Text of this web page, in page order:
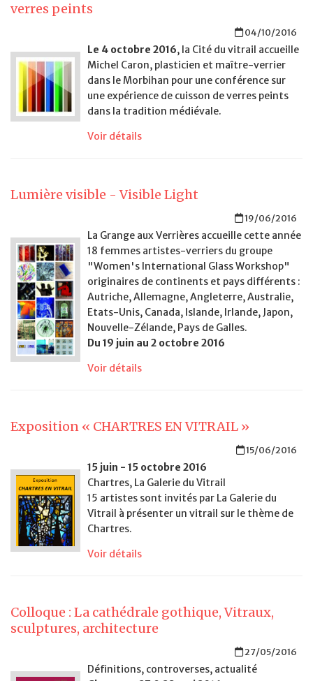
verres peints
04/10/2016
Le 4 octobre 2016, la Cité du vitrail accueille
Michel Caron, plasticien et maître-verrier
dans le Morbihan pour une conférence sur
une expérience de cuisson de verres peints
dans la tradition médiévale.
Voir détails
Lumière visible - Visible Light
19/06/2016
La Grange aux Verrières accueille cette année
18 femmes artistes-verriers du groupe
"Women's International Glass Workshop"
originaires de continents et pays différents :
Autriche, Allemagne, Angleterre, Australie,
Etats-Unis, Canada, Islande, Irlande, Japon,
Nouvelle-Zélande, Pays de Galles.
Du 19 juin au 2 octobre 2016
Voir détails
Exposition « CHARTRES EN VITRAIL »
15/06/2016
15 juin - 15 octobre 2016
Chartres, La Galerie du Vitrail
15 artistes sont invités par La Galerie du
Vitrail à présenter un vitrail sur le thème de
Chartres.
Voir détails
Colloque : La cathédrale gothique, Vitraux,
sculptures, architecture
27/05/2016
Définitions, controverses, actualité